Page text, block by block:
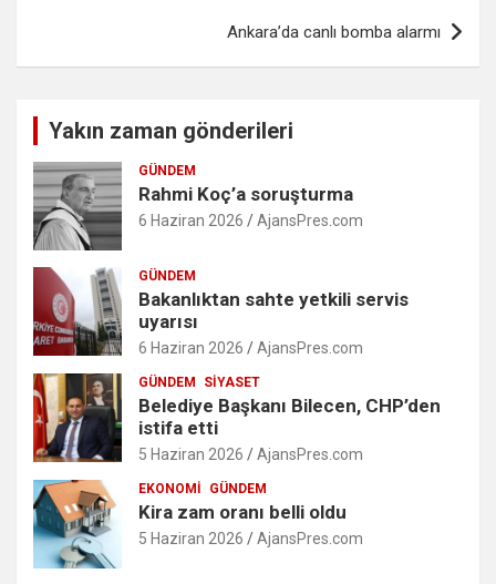
Ankara’da canlı bomba alarmı
Yakın zaman gönderileri
GÜNDEM
Rahmi Koç’a soruşturma
6 Haziran 2026 AjansPres.com
GÜNDEM
Bakanlıktan sahte yetkili servis
uyarısı
6 Haziran 2026 AjansPres.com
GÜNDEM SIYASET
Belediye Başkanı Bilecen, CHP’den
istifa etti
5 Haziran 2026 AjansPres.com
EKONOMI GÜNDEM
Kira zam oranı belli oldu
5 Haziran 2026 AjansPres.com